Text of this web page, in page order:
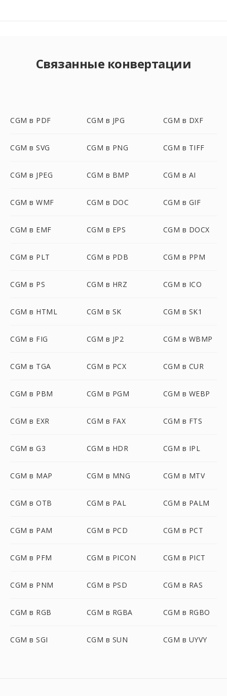
Связанные конвертации
CGM в PDF CGM в JPG CGM в DXF
CGM в SVG CGM в PNG CGM в TIFF
CGM в JPEG CGM в BMP CGM в AI
CGM в WMF CGM в DOC CGM в GIF
CGM в EMF CGM в EPS CGM в DOCX
CGM в PLT CGM в PDB CGM в PPM
CGM в PS CGM в HRZ CGM в ICO
CGM в HTML CGM в SK CGM в SK1
CGM в FIG CGM в JP2 CGM в WBMP
CGM в TGA CGM в PCX CGM в CUR
CGM в PBM CGM в PGM CGM в WEBP
CGM в EXR CGM в FAX CGM в FTS
CGM в G3 CGM в HDR CGM в IPL
CGM в MAP CGM в MNG CGM в MTV
CGM в OTB CGM в PAL CGM в PALM
CGM в PAM CGM в PCD CGM в PCT
CGM в PFM CGM в PICON CGM в PICT
CGM в PNM CGM в PSD CGM в RAS
CGM в RGB CGM в RGBA CGM в RGBO
CGM в SGI CGM в SUN CGM в UYVY